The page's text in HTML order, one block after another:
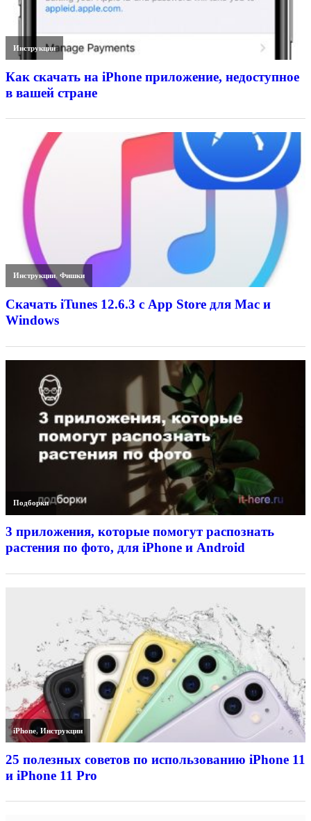
Инструкции
Как скачать на iPhone приложение, недоступное
в вашей стране
Инструкции,Фишки
Скачать iTunes 12.6.3 с App Store для Mac и
Windows
Подборки
3 приложения, которые помогут распознать
растения по фото, для iPhone и Android
iPhone,Инструкции
25 полезных советов по использованию iPhone 11
и iPhone 11 Pro